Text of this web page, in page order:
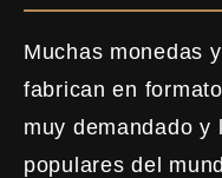
Muchas monedas
fabrican en
muy demandado y
populares del